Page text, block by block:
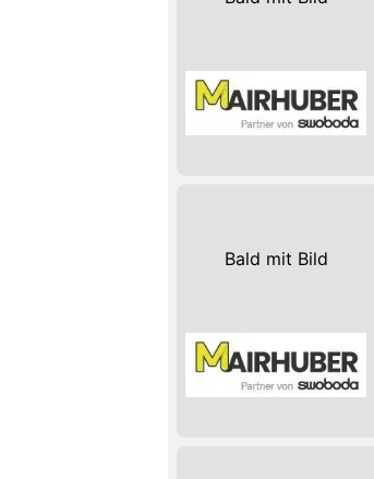
Bald mit Bild